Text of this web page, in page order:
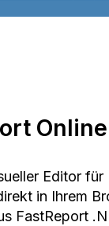
Editor
in Ihrem
FastReport